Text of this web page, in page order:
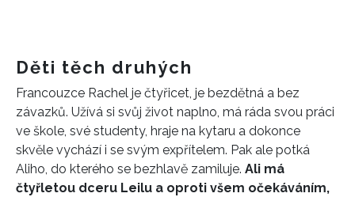
Děti těch druhých
Francouzce Rachel je čtyřicet, je bezdětná a bez
závazků. Užívá si svůj život naplno, má ráda svou práci
ve škole, své studenty, hraje na kytaru a dokonce
skvěle vychází i se svým expřítelem. Pak ale potká
Aliho, do kterého se bezhlavě zamiluje. Ali má
čtyřletou dceru Leilu a oproti všem očekáváním,